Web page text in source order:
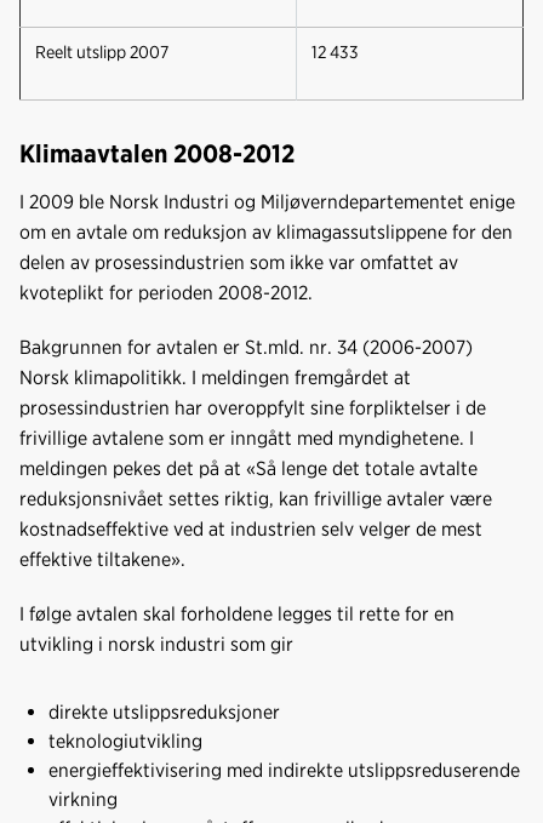
Reelt utslipp 2007 12 433
Klimaavtalen 2008-2012
I 2009 ble Norsk Industri og Miljøverndepartementet enige
om en avtale om reduksjon av klimagassutslippene for den
delen av prosessindustrien som ikke var omfattet av
kvoteplikt for perioden 2008-2012.
Bakgrunnen for avtalen er St.mld. nr. 34 (2006-2007)
Norsk klimapolitikk. I meldingen fremgårdet at
prosessindustrien har overoppfylt sine forpliktelser i de
frivillige avtalene som er inngått med myndighetene. I
meldingen pekes det på at «Så lenge det totale avtalte
reduksjonsnivået settes riktig, kan frivillige avtaler være
kostnadseffektive ved at industrien selv velger de mest
effektive tiltakene».
I følge avtalen skal forholdene legges til rette for en
utvikling i norsk industri som gir
direkte utslippsreduksjoner
teknologiutvikling
energieffektivisering med indirekte utslippsreduserende
virkning